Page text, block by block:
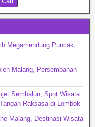
Megamendung Puncak,
Malang, Persembahan
Sembalun, Spot Wisata
Raksasa di Lombok
Malang, Destinasi Wisata